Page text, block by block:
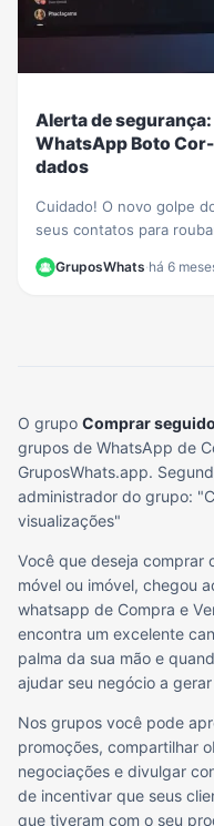
Alerta de
WhatsApp Boto
dados
Cuidado! O novo golpe
seus contatos para
GruposWhats·há 6
O grupo Comprar
grupos de WhatsApp de
GruposWhats.app.
administrador do grupo:
visualizações"
Você que deseja comprar
móvel ou imóvel, chegou
whatsapp de Compra e
encontra um excelente
palma da sua mão e
ajudar seu negócio a
Nos grupos você pode
promoções, compartilhar
negociações e divulgar
de incentivar que seus
que tiveram com o seu